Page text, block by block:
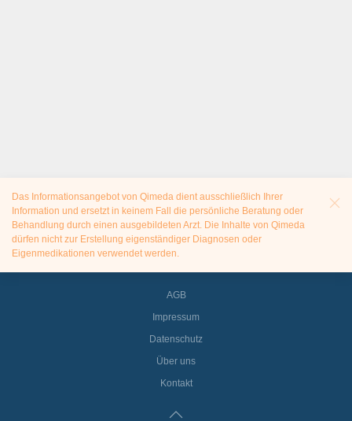
Das Informationsangebot von Qimeda dient ausschließlich Ihrer
Information und ersetzt in keinem Fall die persönliche Beratung oder
Behandlung durch einen ausgebildeten Arzt. Die Inhalte von Qimeda
dürfen nicht zur Erstellung eigenständiger Diagnosen oder
Eigenmedikationen verwendet werden.
AGB
Impressum
Datenschutz
Über uns
Kontakt